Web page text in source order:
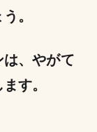
。
、やがて
す。